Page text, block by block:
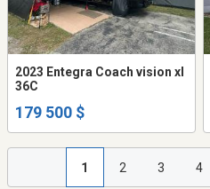
2023 Entegra Coach vision xl
36C
179 500 $
1 2 3 4